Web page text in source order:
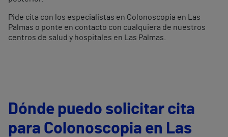
Pide cita con los especialistas en Colonoscopia en Las
Palmas o ponte en contacto con cualquiera de nuestros
centros de salud y hospitales en Las Palmas.
Dónde puedo solicitar cita
para Colonoscopia en Las